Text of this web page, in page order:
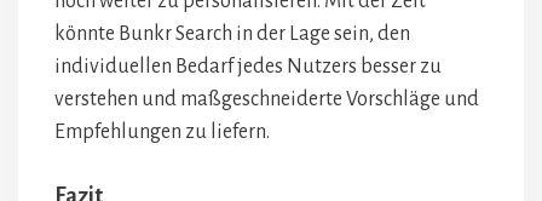
könnte Bunkr Search in der Lage sein, den
individuellen Bedarf jedes Nutzers besser zu
verstehen und maßgeschneiderte Vorschläge und
Empfehlungen zu liefern.
Fazit